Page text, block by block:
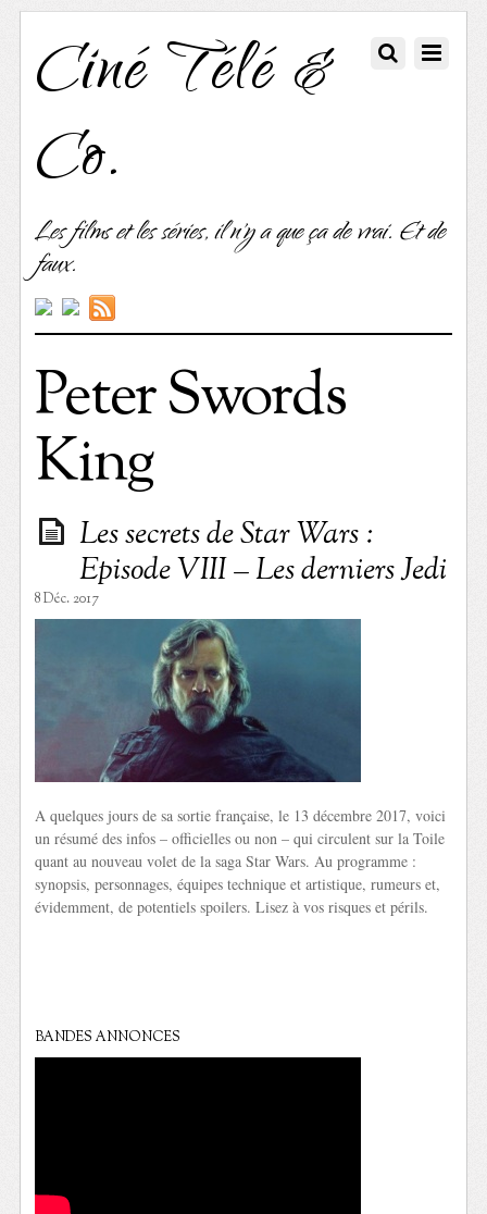
Ciné Télé &
Co.
Les films et les séries, il n'y a que ça de vrai. Et de
faux.
Peter Swords
King
Les secrets de Star Wars :
Episode VIII – Les derniers Jedi
8 Déc. 2017
A quelques jours de sa sortie française, le 13 décembre 2017, voici
un résumé des infos – officielles ou non – qui circulent sur la Toile
quant au nouveau volet de la saga Star Wars. Au programme :
synopsis, personnages, équipes technique et artistique, rumeurs et,
évidemment, de potentiels spoilers. Lisez à vos risques et périls.
BANDES ANNONCES